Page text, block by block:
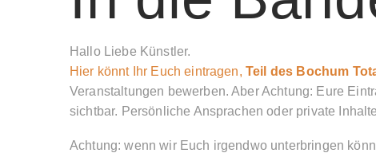
Hallo Liebe Künstler.
Hier könnt Ihr Euch eintragen, Teil des Bochum
Veranstaltungen bewerben. Aber Achtung: Eure
sichtbar. Persönliche Ansprachen oder private
Achtung: wenn wir Euch irgendwo unterbringen